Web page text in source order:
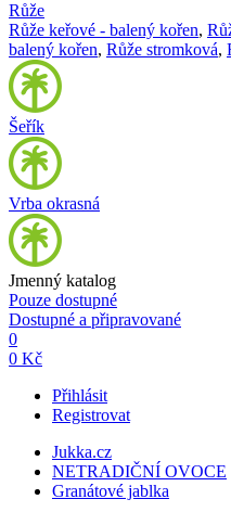
Růže
Růže keřové - balený kořen,
balený kořen, Růže stromková,
Šeřík
Vrba okrasná
Jmenný katalog
Pouze dostupné
Dostupné a připravované
0
0 Kč
Přihlásit
Registrovat
Jukka.cz
NETRADIČNÍ OVOCE
Granátové jablka